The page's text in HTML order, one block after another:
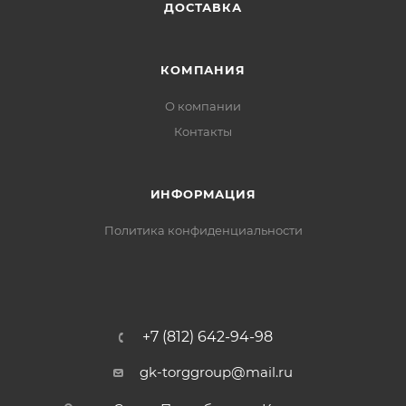
каркаса попали в технологические отверстия
процессе работы. Длина 35 см Количество штук в
ДОСТАВКА
КОМПАНИЯ
О компании
Контакты
ИНФОРМАЦИЯ
Политика конфиденциальности
+7 (812) 642-94-98
gk-torggroup@mail.ru